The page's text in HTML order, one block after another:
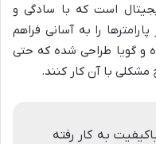
است که با سادگی و
را به آسانی فراهم
و گویا طراحی شده که حتی
مشکلی با آن کار کنند.
به کار رفته